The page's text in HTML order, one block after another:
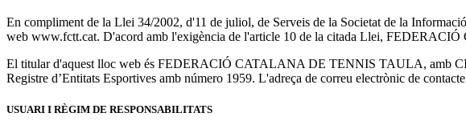
En compliment de la Llei 34/2002, d'11 de juliol, de Serveis de la Societat de la
web www.fctt.cat. D'acord amb l'exigència de l'article 10 de la citada Llei,
El titular d'aquest lloc web és FEDERACIÓ CATALANA DE TENNIS TAULA, amb
Registre d’Entitats Esportives amb número 1959. L'adreça de correu electrònic de
USUARI I RÈGIM DE RESPONSABILITATS